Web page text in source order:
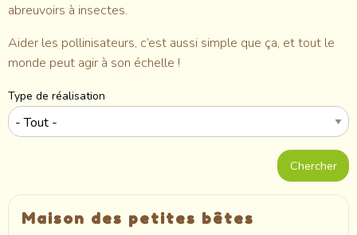
abreuvoirs à insectes.
Aider les pollinisateurs, c’est aussi simple que ça, et tout le
monde peut agir à son échelle !
Type de réalisation
Maison des petites bêtes